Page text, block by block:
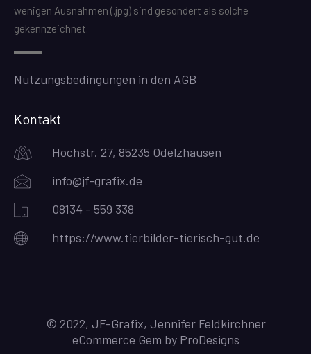
wenigen Ausnahmen (.jpg) sind gesondert als solche
gekennzeichnet.
Nutzungsbedingungen in den AGB
Kontakt
Hochstr. 27, 85235 Odelzhausen
info@jf-grafix.de
08134 - 559 338
https://www.tierbilder-tierisch-gut.de
© 2022, JF-Grafix, Jennifer Feldkirchner
eCommerce Gem by ProDesigns